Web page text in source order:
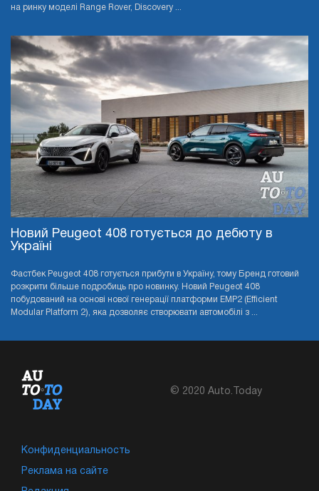
на ринку моделі Range Rover, Discovery ...
Новий Peugeot 408 готується до дебюту в
Україні
Фастбек Peugeot 408 готується прибути в Україну, тому Бренд готовий
розкрити більше подробиць про новинку. Новий Peugeot 408
побудований на основі нової генерації платформи EMP2 (Efficient
Modular Platform 2), яка дозволяє створювати автомобілі з ...
© 2020 Auto.Today
Конфиденциальность
Реклама на сайте